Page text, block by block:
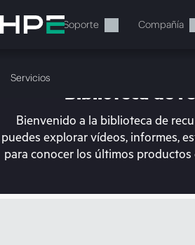
al
contenido
Servicios Soporte Compañía
Servicios
En estos
Biblioteca de
Bienvenido a la biblioteca de
puedes explorar vídeos, informes,
para conocer los últimos productos